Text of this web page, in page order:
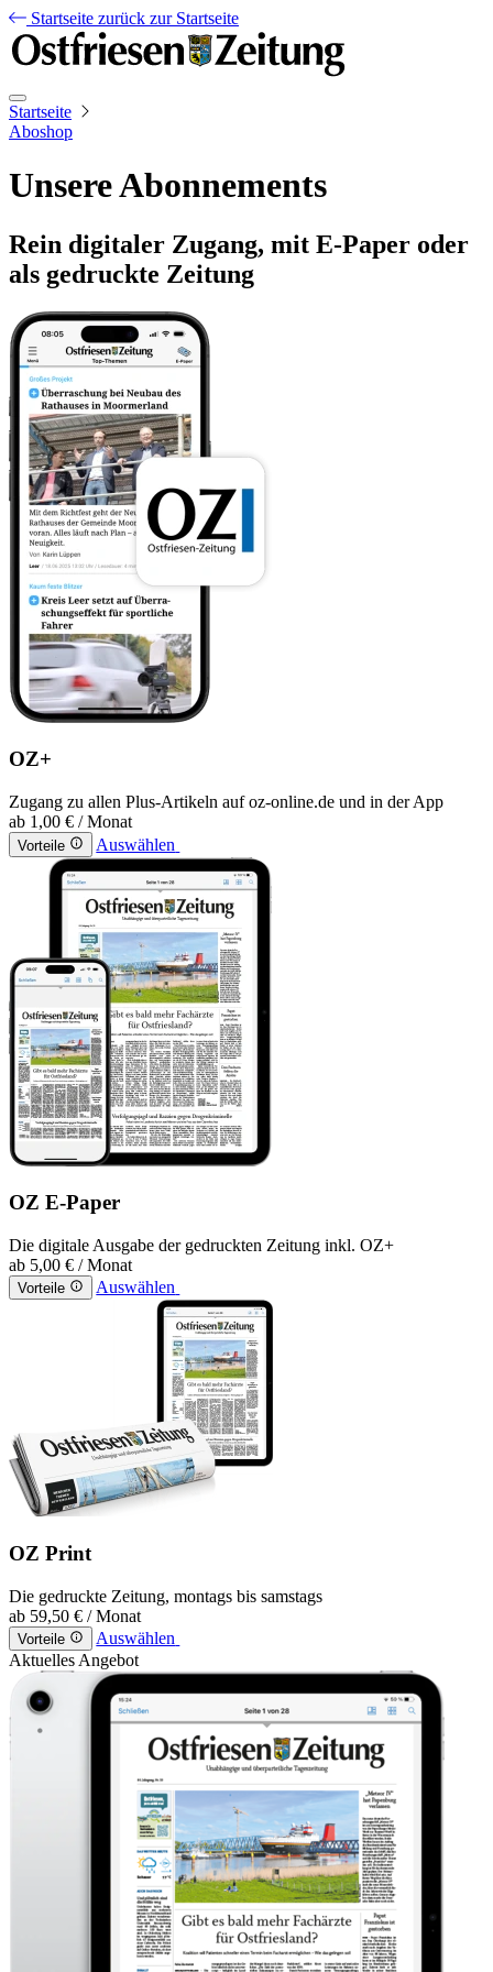
Startseite zurück zur Startseite
Startseite
Aboshop
Unsere Abonnements
Rein digitaler Zugang, mit E-Paper oder
als gedruckte Zeitung
OZ+
Zugang zu allen Plus-Artikeln auf oz-online.de und in der App
ab 1,00 € / Monat
Vorteile Auswählen
OZ E-Paper
Die digitale Ausgabe der gedruckten Zeitung inkl. OZ+
ab 5,00 € / Monat
Vorteile Auswählen
OZ Print
Die gedruckte Zeitung, montags bis samstags
ab 59,50 € / Monat
Vorteile
Auswählen
Aktuelles Angebot